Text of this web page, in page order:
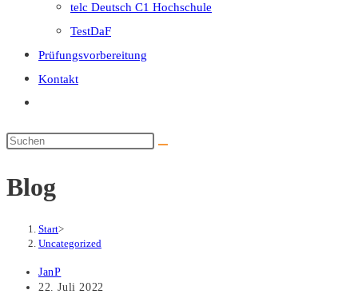
search
telc Deutsch C1 Hochschule
TestDaF
Prüfungsvorbereitung
Kontakt
umschalten
Diese
durchsuchen
Blog
Start>
Uncategorized
Beitrags-
Autor:
JanP
Beitrag
22. Juli 2022